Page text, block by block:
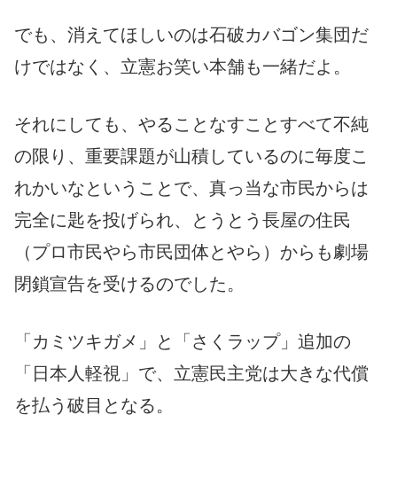
でも、消えてほしいのは石破カバゴン集団だ
けではなく、立憲お笑い本舗も一緒だよ。
それにしても、やることなすことすべて不純
の限り、重要課題が山積しているのに毎度こ
れかいなということで、真っ当な市民からは
完全に匙を投げられ、とうとう長屋の住民
（プロ市民やら市民団体とやら）からも劇場
閉鎖宣告を受けるのでした。
「カミツキガメ」と「さくラップ」追加の
「日本人軽視」で、立憲民主党は大きな代償
を払う破目となる。